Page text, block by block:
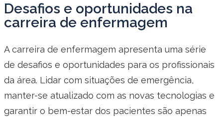
Desafios e oportunidades na
carreira de enfermagem
A carreira de enfermagem apresenta uma série
de desafios e oportunidades para os profissionais
da área. Lidar com situações de emergência,
manter-se atualizado com as novas tecnologias e
garantir o bem-estar dos pacientes são apenas